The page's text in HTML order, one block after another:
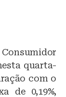
quarta-
com o
de 0,19%,